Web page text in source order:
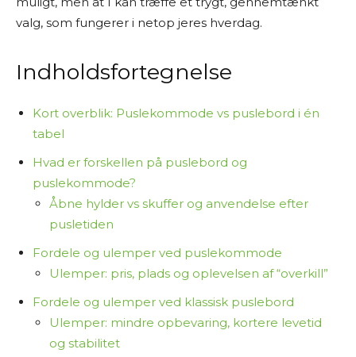
måde. Men jeg kan ikke garantere, at alle
oplysninger altid er fuldstændigt opdaterede
Jeg vil også gøre opmærksom på, at siden ofte
indeholder links til forhandlere. Hvis du vælger at
købe et produkt via disse links, tjener jeg
at finansiere arbejdet med at researche og
skrive indholdet.
Jeg synes, det er vigtigt at være ærlig om,
hvordan jeg arbejder – så du ved, at jeg ikke selv
har haft alle produkterne i hænderne, men i
for at hjælpe dig med at træffe et informeret
valg, som fungerer i netop jeres hverdag.
Indholdsfortegnelse
Kort overblik: Puslekommode vs puslebord i én
tabel
Hvad er forskellen på puslebord og
puslekommode?
Åbne hylder vs skuffer og anvendelse efter
pusletiden
Fordele og ulemper ved puslekommode
Ulemper: pris, plads og oplevelsen af “overkill”
Fordele og ulemper ved klassisk puslebord
Ulemper: mindre opbevaring, kortere levetid
og stabilitet